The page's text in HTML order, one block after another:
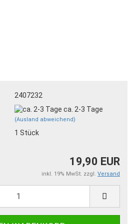
2407232
ca. 2-3 Tage
(Ausland abweichend)
1 Stück
19,90 EUR
inkl. 19% MwSt. zzgl. Versand